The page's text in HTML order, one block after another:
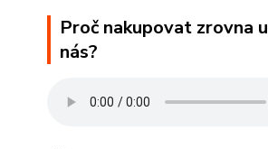
Proč nakupovat zrovna u
nás?